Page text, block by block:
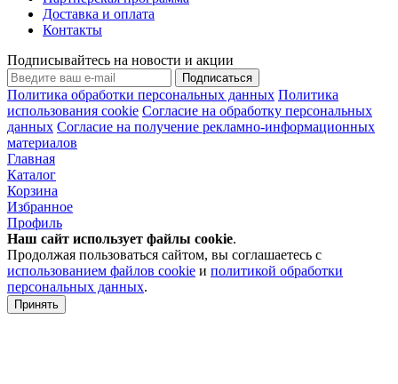
Доставка и оплата
Контакты
Подписывайтесь на новости и акции
Подписаться
Политика обработки персональных данных Политика
использования cookie Согласие на обработку персональных
данных Согласие на получение рекламно-информационных
материалов
Главная
Каталог
Корзина
Избранное
Профиль
Наш сайт использует файлы cookie.
Продолжая пользоваться сайтом, вы соглашаетесь с
использованием файлов cookie и политикой обработки
персональных данных.
Принять